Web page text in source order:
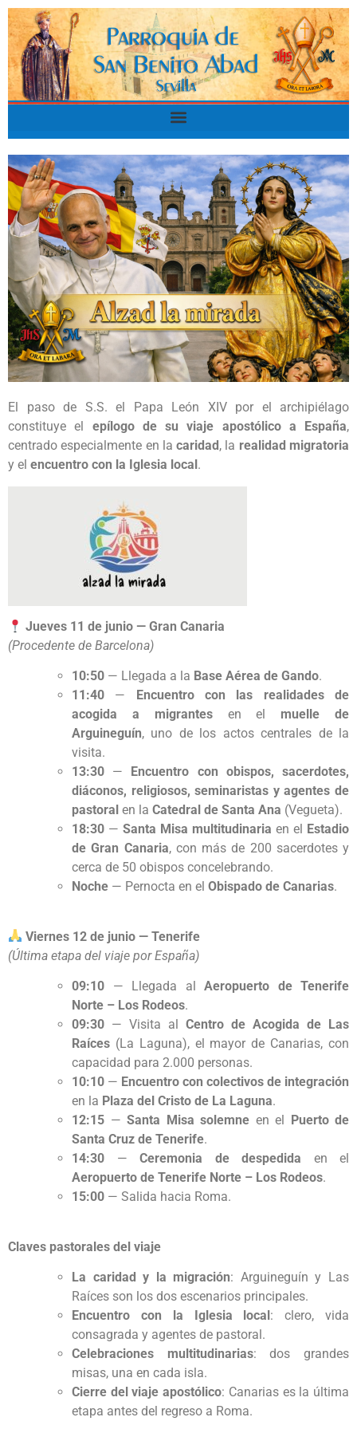
El paso de S.S. el Papa León XIV por el archipiélago
constituye el epílogo de su viaje apostólico a España,
centrado especialmente en lacaridad , la realidad migratoria
y el encuentro con la Iglesia local .
Jueves 11 de junio — Gran Canaria
(Procedente de Barcelona)
10:50 — Llegada a la Base Aérea de Gando.
11:40 —
Encuentro con las realidades de
acogida a migrantesen el muelle de
Arguineguín, uno de los actos centrales de la
visita.
13:30 —
Encuentro con obispos, sacerdotes,
diáconos, religiosos, seminaristas y agentes de
pastoral en la Catedral de Santa Ana (Vegueta).
18:30 — Santa Misa multitudinaria en el
Estadio
de Gran Canaria, con más de 200 sacerdotes y
cerca de 50 obispos concelebrando.
Noche — Pernocta en el Obispado de Canarias.
Viernes 12 de junio — Tenerife
(Última etapa del viaje por España)
09:10 — Llegada al Aeropuerto de Tenerife
Norte – Los Rodeos.
09:30 — Visita al Centro de Acogida de Las
Raíces (La Laguna), el mayor de Canarias, con
capacidad para 2.000 personas.
10:10 — Encuentro con colectivos de integración
en la Plaza del Cristo de La Laguna.
12:15 — Santa Misa solemne en el
Puerto de
Santa Cruz de Tenerife.
14:30 — Ceremonia de despedida en el
Aeropuerto de Tenerife Norte – Los Rodeos.
15:00 — Salida hacia Roma.
Claves pastorales del viaje
La caridad y la migración: Arguineguín y Las
Raíces son los dos escenarios principales.
Encuentro con la Iglesia local: clero, vida
consagrada y agentes de pastoral.
Celebraciones multitudinarias: dos grandes
misas, una en cada isla.
Cierre del viaje apostólico: Canarias es la última
etapa antes del regreso a Roma.